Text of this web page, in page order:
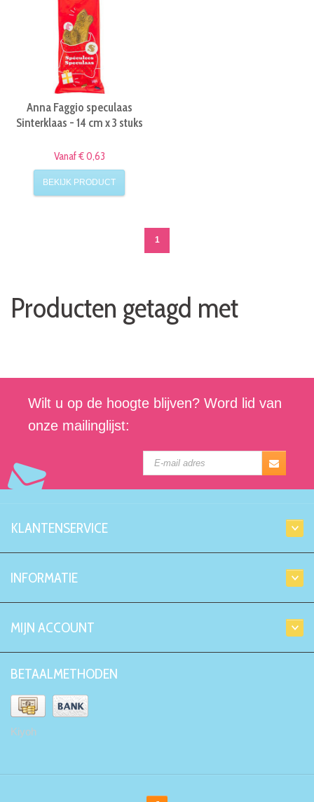
Anna Faggio speculaas
Sinterklaas - 14 cm x 3 stuks
Vanaf € 0,63
BEKIJK PRODUCT
1
Producten getagd met
Wilt u op de hoogte blijven? Word lid van
onze mailinglijst:
KLANTENSERVICE
INFORMATIE
MIJN ACCOUNT
BETAALMETHODEN
Kiyoh